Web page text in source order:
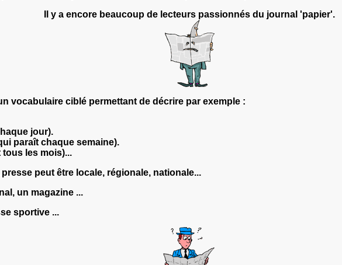
Il y a encore beaucoup de lecteurs passionnés du journal 'papier'.
vocabulaire ciblé permettant de décrire par exemple :
jour).
paraît chaque semaine).
les mois)...
presse peut être locale, régionale, nationale...
un magazine ...
sportive ...